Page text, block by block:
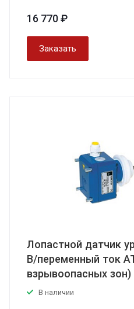
16 770 ₽
Заказать
Лопастной датчик
В/переменный ток
взрывоопасных зон)
В наличии